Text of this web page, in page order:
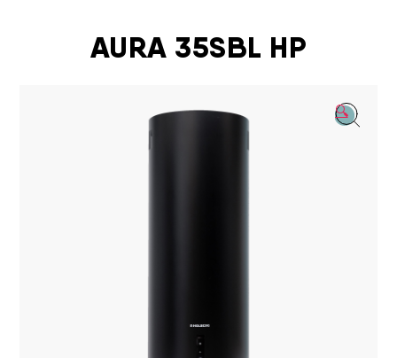
AURA 35SBL HP
🔍